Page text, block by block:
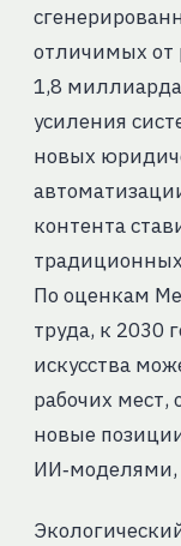
отличимых от
1,8
усиления
новых
контента
По оценкам
труда, к 2030
искусства
рабочих мест,
новые
ИИ‑моделями,